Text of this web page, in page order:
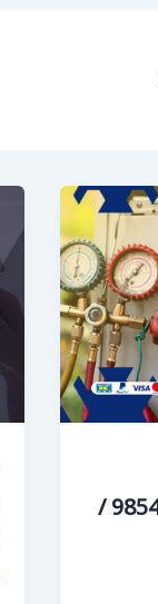
رقم صيانة تكييف العمرية / 98548488 /